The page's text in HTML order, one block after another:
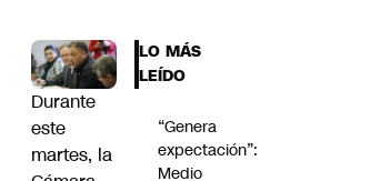
Durante
este
martes, la
LO MÁS
LEÍDO
“Genera
expectación”:
Medio